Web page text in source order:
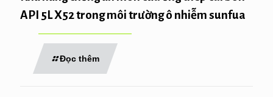
API 5L X52 trong môi trường ô nhiễm sunfua
Đọc thêm